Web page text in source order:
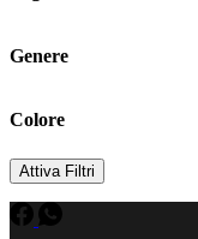
Genere
Colore
Attiva Filtri